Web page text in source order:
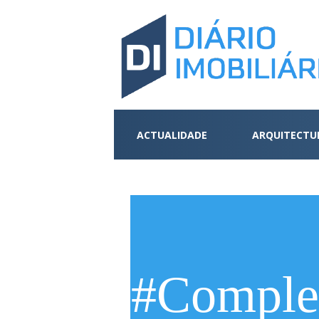
ACTUALIDADE